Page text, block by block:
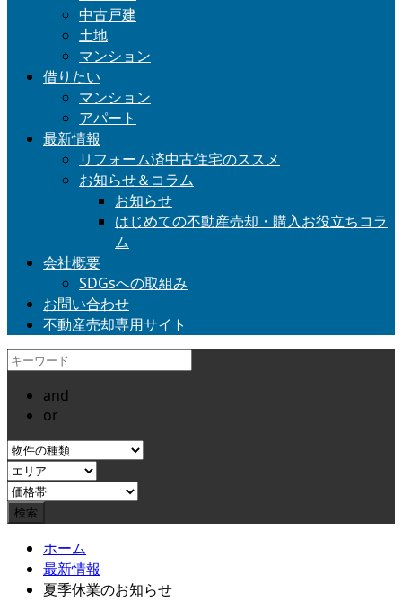
中古戸建
土地
マンション
借りたい
マンション
アパート
最新情報
リフォーム済中古住宅のススメ
お知らせ＆コラム
お知らせ
はじめての不動産売却・購入お役立ちコラ
ム
会社概要
SDGsへの取組み
お問い合わせ
不動産売却専用サイト
and
or
ホーム
最新情報
夏季休業のお知らせ